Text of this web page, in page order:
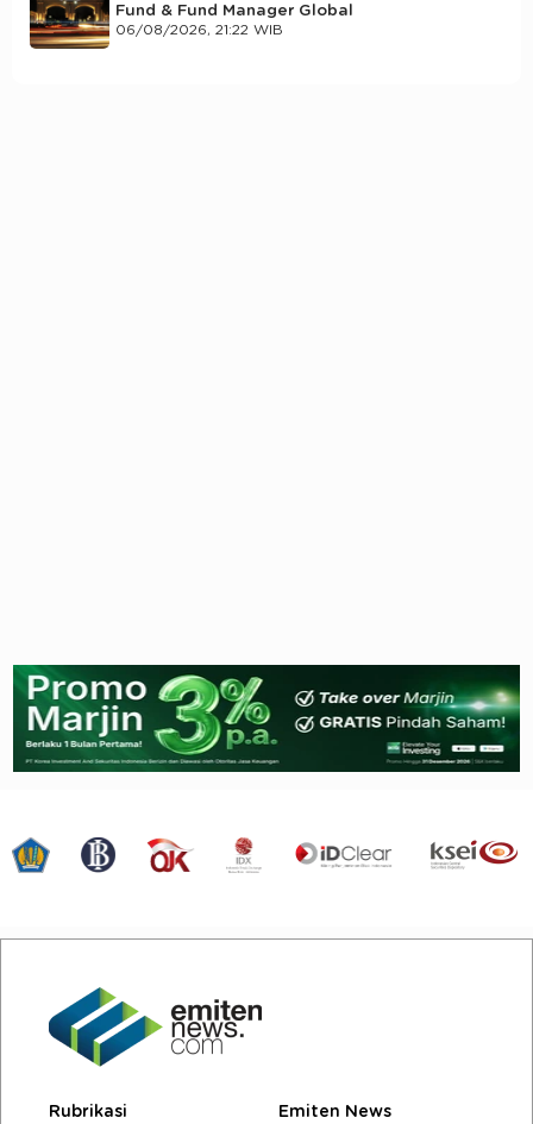
Fund & Fund Manager Global
06/08/2026, 21:22 WIB
Rubrikasi Emiten News